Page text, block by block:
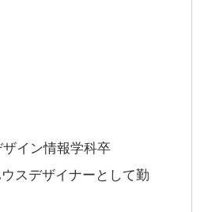
イン情報学科卒
スデザイナーとして勤